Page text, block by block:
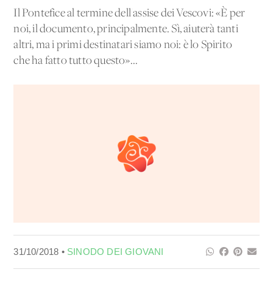
Il Pontefice al termine dell'assise dei Vescovi: «È per
noi, il documento, principalmente. Sì, aiuterà tanti
altri, ma i primi destinatari siamo noi: è lo Spirito
che ha fatto tutto questo»...
31/10/2018 • SINODO DEI GIOVANI